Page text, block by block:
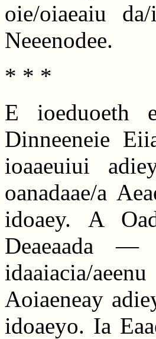
oie/oiaeaiu
Neeenodee.
* * *
E ioeduoeth
Dinneeneie
ioaaeuiui
oanadaae/a
idoaey. A
Deaeaada
idaaiacia/
Aoiaeneay
idoaeyo. Ia